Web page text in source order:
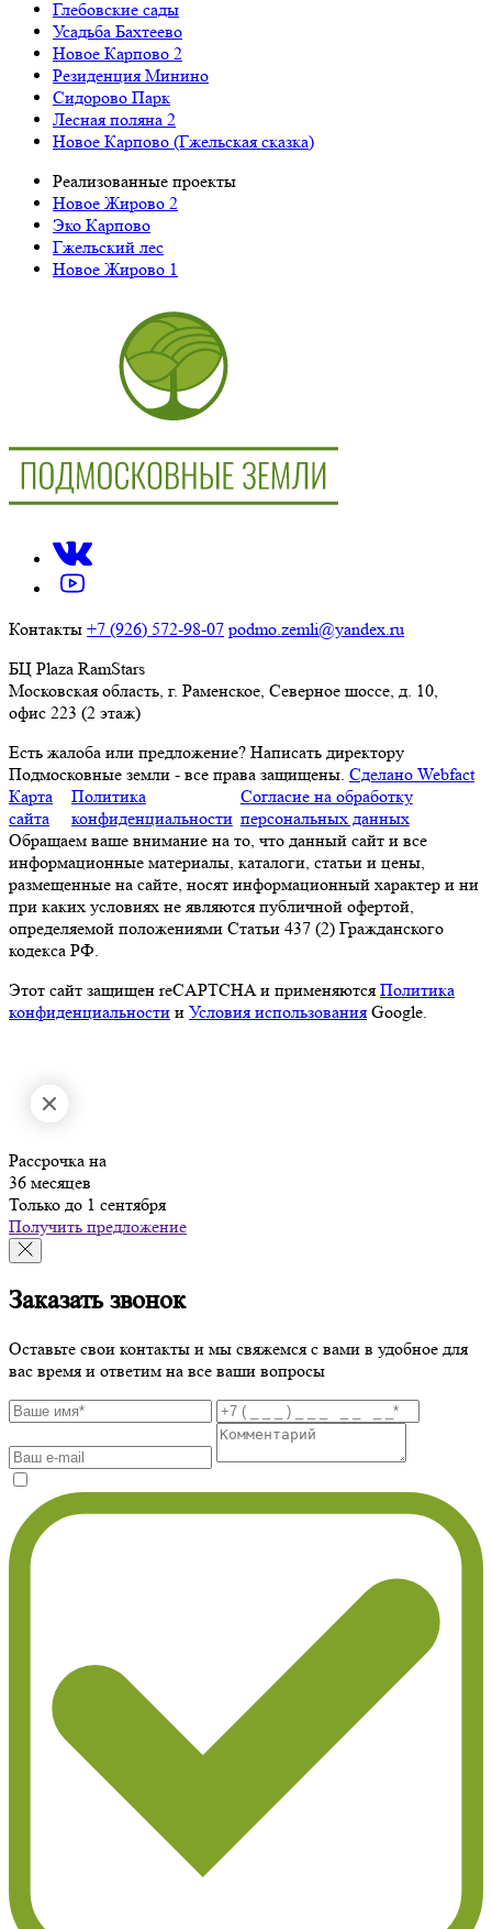
Глебовские сады
Усадьба Бахтеево
Новое Карпово 2
Резиденция Минино
Сидорово Парк
Лесная поляна 2
Новое Карпово (Гжельская сказка)
Реализованные проекты
Новое Жирово 2
Эко Карпово
Гжельский лес
Новое Жирово 1
Контакты +7 (926) 572-98-07 podmo.zemli@yandex.ru
БЦ Plaza RamStars
Московская область, г. Раменское, Северное шоссе, д. 10,
офис 223 (2 этаж)
Есть жалоба или предложение? Написать директору
Подмосковные земли - все права защищены. Сделано Webfact
Карта
сайта
Политика
конфиденциальности
Согласие на обработку
персональных данных
Обращаем ваше внимание на то, что данный сайт и все
информационные материалы, каталоги, статьи и цены,
размещенные на сайте, носят информационный характер и ни
при каких условиях не являются публичной офертой,
определяемой положениями Статьи 437 (2) Гражданского
кодекса РФ.
Этот сайт защищен reCAPTCHA и применяются Политика
конфиденциальности и Условия использования Google.
Рассрочка на
36 месяцев
Только до 1 сентября
Получить предложение
Заказать звонок
Оставьте свои контакты и мы свяжемся с вами в удобное для
вас время и ответим на все ваши вопросы